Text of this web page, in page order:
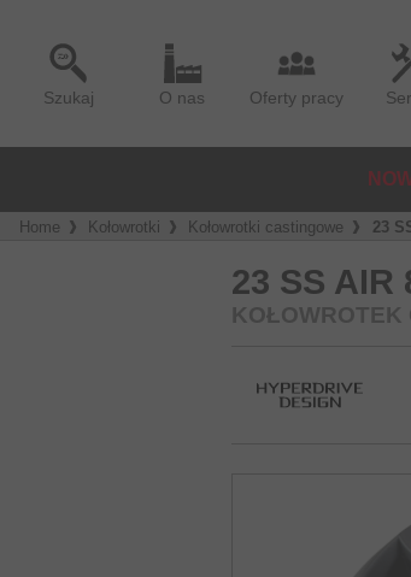
Szukaj O nas Oferty pracy
Home Kołowrotki Kołowrotki castingowe 23
23 SS AIR
KOŁOWROTEK